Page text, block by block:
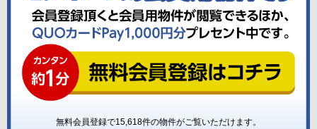
無料会員登録で15,618件の物件がご覧いただけます。